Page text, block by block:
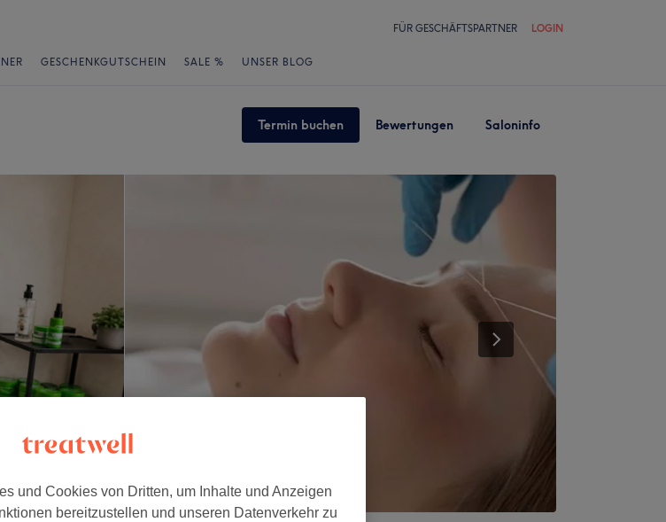
FÜR GESCHÄFTSPARTNER LOGIN
GESCHENKGUTSCHEIN SALE % UNSER BLOG
Termin buchen Bewertungen Saloninfo
und Cookies von Dritten, um Inhalte und Anzeigen
bereitzustellen und unseren Datenverkehr zu